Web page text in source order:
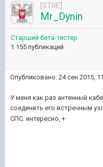
[STRE]
Mr_Dynin
Старший бета-тестер
1 155 публикаций
Опубликовано: 24 сен 2015,
У меня как раз антенный
соединить его встречным
СПС. интересно, +